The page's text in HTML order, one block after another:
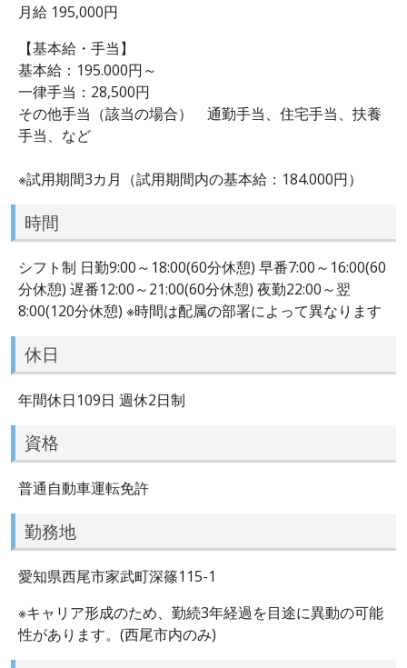
月給 195,000円
【基本給・手当】
基本給：195.000円～
一律手当：28,500円
その他手当（該当の場合） 通勤手当、住宅手当、扶養
手当、など
※試用期間3カ月（試用期間内の基本給：184.000円）
時間
シフト制 日勤9:00～18:00(60分休憩) 早番7:00～16:00(60
分休憩) 遅番12:00～21:00(60分休憩) 夜勤22:00～翌
8:00(120分休憩) ※時間は配属の部署によって異なります
休日
年間休日109日 週休2日制
資格
普通自動車運転免許
勤務地
愛知県西尾市家武町深篠115-1
※キャリア形成のため、勤続3年経過を目途に異動の可能
性があります。(西尾市内のみ)